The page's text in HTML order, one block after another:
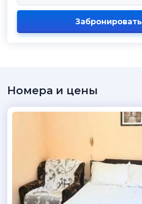
Забронировать
Номера и цены